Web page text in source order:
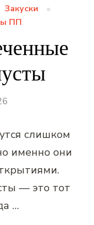
Закуски
ПП
слишком
именно они
— это тот
…